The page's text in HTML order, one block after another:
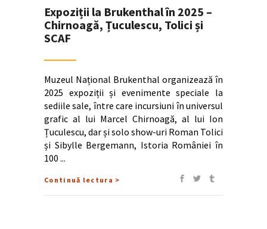
Expoziții la Brukenthal în 2025 –
Chirnoagă, Țuculescu, Tolici și
SCAF
Muzeul Național Brukenthal organizează în
2025 expoziții și evenimente speciale la
sediile sale, între care incursiuni în universul
grafic al lui Marcel Chirnoagă, al lui Ion
Țuculescu, dar și solo show-uri Roman Tolici
și Sibylle Bergemann, Istoria României în
100
Continuă lectura >